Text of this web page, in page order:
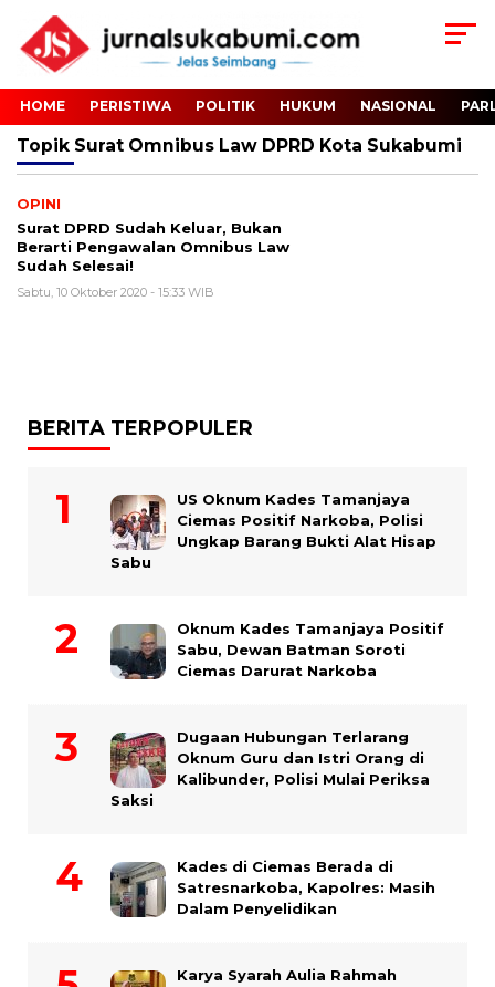
HOME PERISTIWA POLITIK HUKUM NASIONAL
Topik Surat Omnibus Law DPRD Kota Sukabumi
OPINI
Surat DPRD Sudah Keluar, Bukan
Berarti Pengawalan Omnibus Law
Sudah Selesai!
Sabtu, 10 Oktober 2020 - 15:33 WIB
BERITA TERPOPULER
US Oknum Kades Tamanjaya
Ciemas Positif Narkoba, Polisi
Ungkap Barang Bukti Alat Hisap
Sabu
Oknum Kades Tamanjaya Positif
Sabu, Dewan Batman Soroti
Ciemas Darurat Narkoba
Dugaan Hubungan Terlarang
Oknum Guru dan Istri Orang di
Kalibunder, Polisi Mulai Periksa
Saksi
Kades di Ciemas Berada di
Satresnarkoba, Kapolres: Masih
Dalam Penyelidikan
Karya Syarah Aulia Rahmah